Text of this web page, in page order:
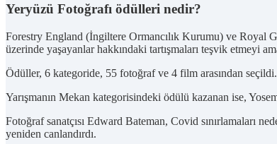
Yeryüzü Fotoğrafı ödülleri nedir?
Forestry England (İngiltere Ormancılık Kurumu) ve Royal
üzerinde yaşayanlar hakkındaki tartışmaları teşvik etmeyi
Ödüller, 6 kategoride, 55 fotoğraf ve 4 film arasından seçildi.
Yarışmanın Mekan kategorisindeki ödülü kazanan ise,
Fotoğraf sanatçısı Edward Bateman, Covid sınırlamaları
yeniden canlandırdı.